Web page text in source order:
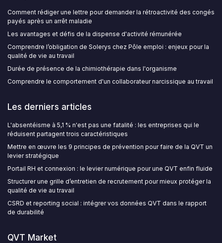
Comment rédiger une lettre pour demander la rétroactivité des congés
payés après un arrêt maladie
Les avantages et défis de la dispense d'activité rémunérée
Comprendre l’obligation de Solerys chez Pôle emploi : enjeux pour la
qualité de vie au travail
Durée de présence de la chimiothérapie dans l'organisme
Comprendre le comportement d'un collaborateur narcissique au travail
Les derniers articles
L'absentéisme à 5,1 % n'est pas une fatalité : les entreprises qui le
réduisent partagent trois caractéristiques
Mettre en œuvre les 9 principes de prévention pour faire de la QVT un
levier stratégique
Portail RH et connexion : le levier numérique pour une QVT enfin fluide
Structurer une grille d’entretien de recrutement pour mieux protéger la
qualité de vie au travail
CSRD et reporting social : intégrer vos données QVT dans le rapport
de durabilité
QVT Market